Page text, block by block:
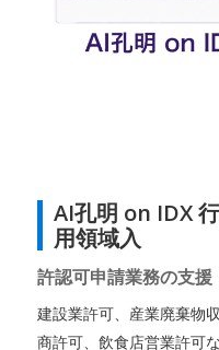
AI孔明 on IDX
用領域入
許認可申請業務の支援
建設業許可、産業廃棄物
商許可、飲食店営業許可